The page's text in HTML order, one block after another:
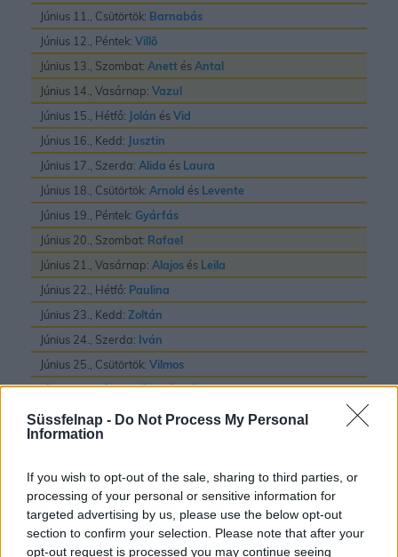
Süssfelnap - Do Not Process My Personal
Information
If you wish to opt-out of the sale, sharing to third parties, or
processing of your personal or sensitive information for
targeted advertising by us, please use the below opt-out
section to confirm your selection. Please note that after your
opt-out request is processed you may continue seeing
Június 11., Csütörtök: Barnabás
Június 12., Péntek: Villõ
Június 13., Szombat: Anett ésAntal
Június 14., Vasárnap: Vazul
Június 15., Hétfő: Jolán ésVid
Június 16., Kedd: Jusztin
Június 17., Szerda: Alida és Laura
Június 18., Csütörtök: Arnold és Levente
Június 19., Péntek: Gyárfás
Június 20., Szombat: Rafael
Június 21., Vasárnap: Alajos és Leila
Június 22., Hétfő: Paulina
Június 23., Kedd: Zoltán
Június 24., Szerda: Iván
Június 25., Csütörtök: Vilmos
Június 26., Péntek:JánosésPál
Június 27., Szombat:László
Június 28., Vasárnap:
Június 30., Kedd: